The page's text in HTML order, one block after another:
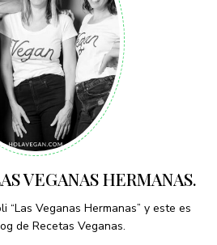
VEGANAS HERMANAS.
“Las Veganas Hermanas” y este es
de Recetas Veganas.